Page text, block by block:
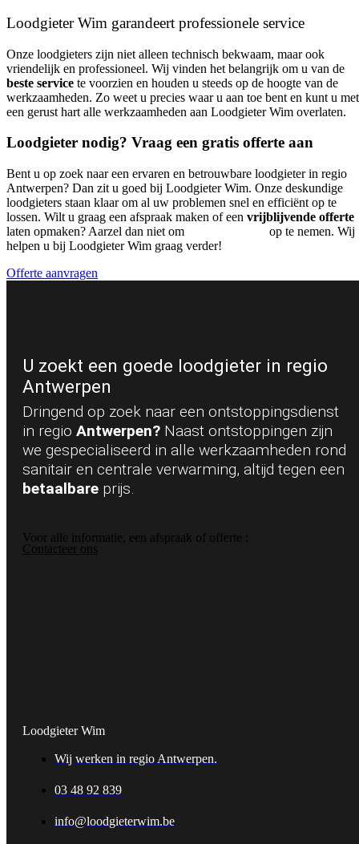
Loodgieter Wim garandeert professionele service
Onze loodgieters zijn niet alleen technisch bekwaam, maar ook
vriendelijk en professioneel. Wij vinden het belangrijk om u van de
beste service te voorzien en houden u steeds op de hoogte van de
werkzaamheden. Zo weet u precies waar u aan toe bent en kunt u met
een gerust hart alle werkzaamheden aan Loodgieter Wim overlaten.
Loodgieter nodig? Vraag een gratis offerte aan
Bent u op zoek naar een ervaren en betrouwbare loodgieter in regio
Antwerpen? Dan zit u goed bij Loodgieter Wim. Onze deskundige
loodgieters staan klaar om al uw problemen snel en efficiënt op te
lossen. Wilt u graag een afspraak maken of een vrijblijvende offerte
laten opmaken? Aarzel dan niet om
op te nemen. Wij
helpen u bij Loodgieter Wim graag verder!
Offerte aanvragen
U zoekt een goede loodgieter in regio
Antwerpen
Dringend op zoek naar een ontstoppingsdienst
in regio Antwerpen? Naast ontstoppingen zijn
we gespecialiseerd in alle werkzaamheden rond
sanitair en centrale verwarming, altijd tegen een
betaalbare prijs.
Voor alle informatie, een afspraak of offerte :
Contacteer ons
Loodgieter Wim
Wij werken in regio Antwerpen.
03 48 92 839
info@loodgieterwim.be